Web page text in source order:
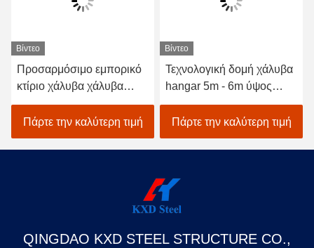
Βίντεο
Προσαρμόσιμο εμπορικό
κτίριο χάλυβα χάλυβα
χτίσιμο μεταλλικού hangar
κτίριο με συρόμενη πόρτα
Πάρτε την καλύτερη τιμή
Βίντεο
Τεχνολογική δομή χάλυβα
hangar 5m - 6m ύψος
μεταλλικό hangar
αεροπλάνο
Πάρτε την καλύτερη τιμή
QINGDAO KXD STEEL STRUCTURE CO.,